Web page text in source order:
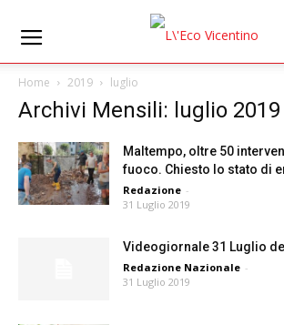
Home 2019 luglio
Archivi Mensili: luglio 2019
Maltempo, oltre 50
fuoco. Chiesto lo stato di
Redazione -
31 Luglio 2019
Videogiornale 31 Luglio
Redazione Nazionale -
31 Luglio 2019